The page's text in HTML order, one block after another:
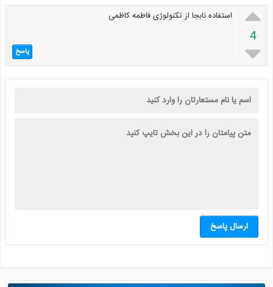

4

استفاده نابجا از تکنولوژی فاطمه کاظمی
پاسخ
ارسال پاسخ